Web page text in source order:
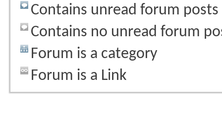
Contains unread forum posts
Contains no unread forum
Forum is a category
Forum is a Link